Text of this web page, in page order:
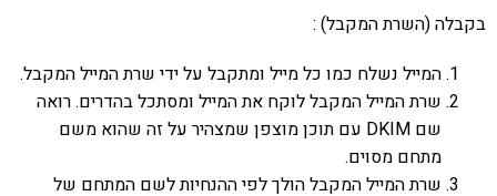
בקבלה (השרת המקבל) :
המייל נשלח כמו כל מייל ומתקבל על ידי שרת המייל המקבל.
שרת המייל המקבל לוקח את המייל ומסתכל בהדרים. רואה
שם DKIM עם תוכן מוצפן שמצהיר על זה שהוא משם
מתחם מסוים.
שרת המייל המקבל הולך לפי ההנחיות לשם המתחם של